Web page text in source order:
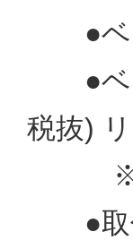
●ベー
●ベー
税抜)
※A:
●取付